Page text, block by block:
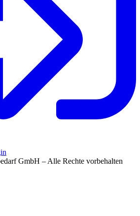
GmbH – Alle Rechte vorbehalten